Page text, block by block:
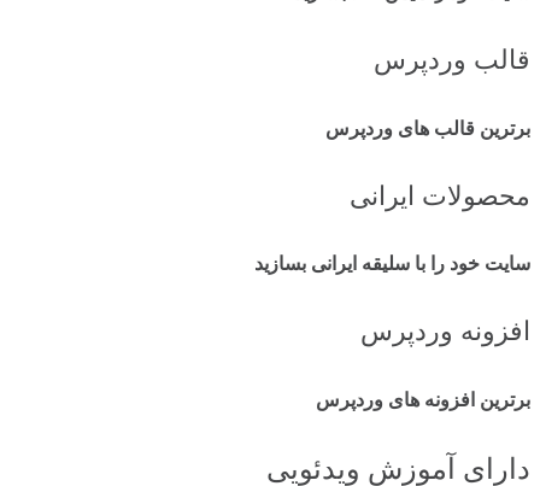
قالب وردپرس
برترین قالب های وردپرس
محصولات ایرانی
سایت خود را با سلیقه ایرانی بسازید
افزونه وردپرس
برترین افزونه های وردپرس
دارای آموزش ویدئویی